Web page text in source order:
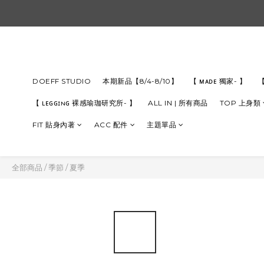
DOEFF STUDIO 本期新品【8/4-8/10】 【 ᴍᴀᴅᴇ 獨家- 】
【 ʟᴇɢɢɪɴɢ 裸感瑜珈研究所- 】 ALL IN | 所有商品 TOP 上身類
FIT 貼身內著 ACC 配件 主題單品
全部商品 /季節 /夏季